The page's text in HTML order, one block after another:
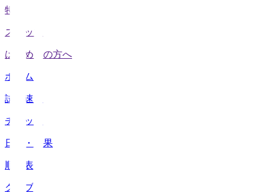
特集
スタッツ
はじめての方へ
ホーム
試合速報
チケット
日程・結果
順位表
クラブ